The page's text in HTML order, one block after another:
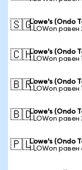
🇸🇬Lowe's (Ondo
1 LOWon равен
🇨🇭Lowe's (Ondo
1 LOWon равен
🇧🇷Lowe's (Ondo
1 LOWon равен
🇧🇩Lowe's (Ondo
1 LOWon равен
🇵🇱Lowe's (Ondo
1 LOWon равен